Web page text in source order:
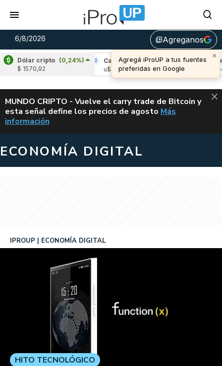
6/8/2026 library_addAgreganos
×
Agregá iProUP a tus fuentes
preferidas en Google
Dólar cripto (0,24%)
$ 1570,92
(-2,68%)
1,04
Cardano (6,73%)
u$s 0,20
u$s 6,47
ALERTA
MUNDO CRIPTO - Vuelve el carry trade de Bitcoin y
esta señal define los precios de agosto VUELVE EL
Más
información
ECONOMÍA DIGITAL
IPROUP ECONOMÍA DIGITAL
HITO TECNOLÓGICO